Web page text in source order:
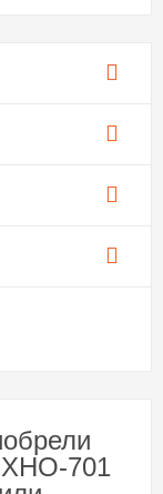
701